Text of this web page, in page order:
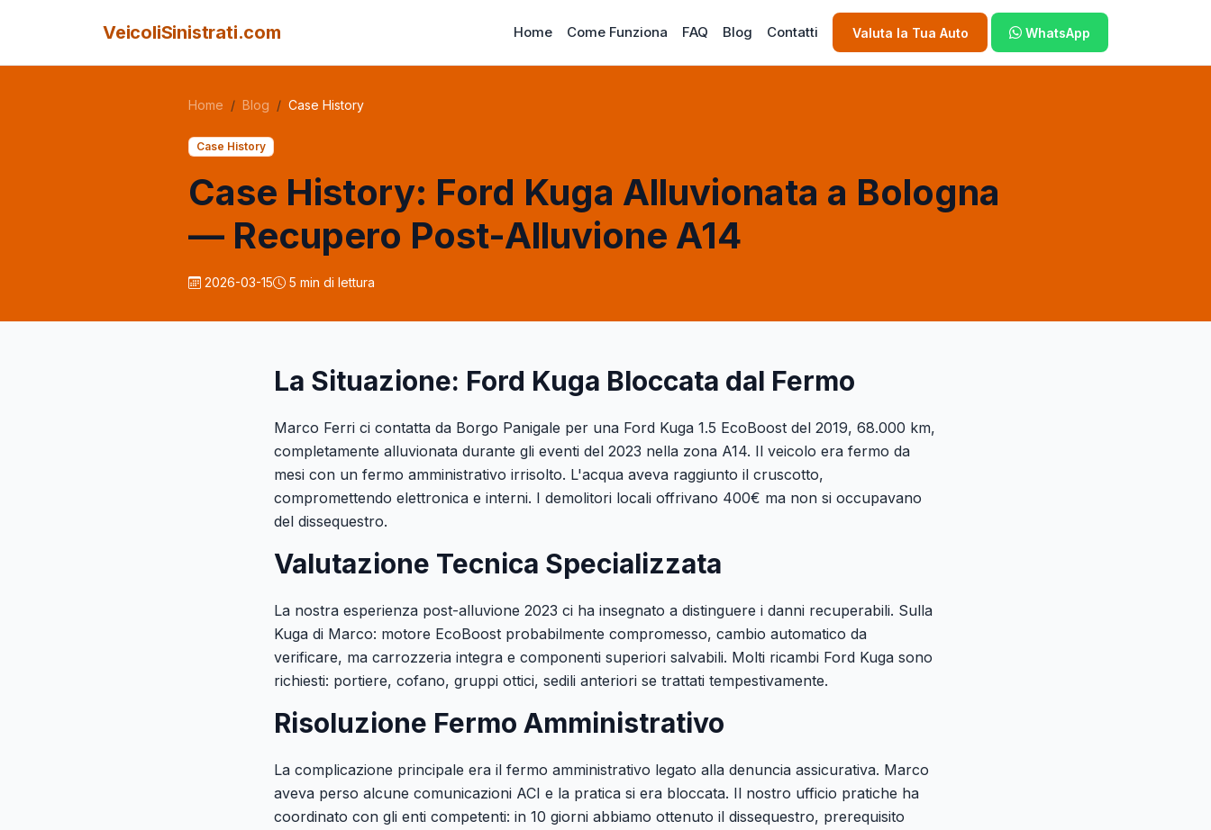
VeicoliSinistrati.com Home Come Funziona FAQ Blog Contatti Valuta la Tua Auto WhatsApp
Home Blog Case History
Case History
Case History: Ford Kuga Alluvionata a Bologna
— Recupero Post-Alluvione A14
2026-03-15 5 min di lettura
La Situazione: Ford Kuga Bloccata dal Fermo
Marco Ferri ci contatta da Borgo Panigale per una Ford Kuga 1.5 EcoBoost del 2019, 68.000 km,
completamente alluvionata durante gli eventi del 2023 nella zona A14. Il veicolo era fermo da
mesi con un fermo amministrativo irrisolto. L'acqua aveva raggiunto il cruscotto,
compromettendo elettronica e interni. I demolitori locali offrivano 400€ ma non si occupavano
del dissequestro.
Valutazione Tecnica Specializzata
La nostra esperienza post-alluvione 2023 ci ha insegnato a distinguere i danni recuperabili. Sulla
Kuga di Marco: motore EcoBoost probabilmente compromesso, cambio automatico da
verificare, ma carrozzeria integra e componenti superiori salvabili. Molti ricambi Ford Kuga sono
richiesti: portiere, cofano, gruppi ottici, sedili anteriori se trattati tempestivamente.
Risoluzione Fermo Amministrativo
La complicazione principale era il fermo amministrativo legato alla denuncia assicurativa. Marco
aveva perso alcune comunicazioni ACI e la pratica si era bloccata. Il nostro ufficio pratiche ha
coordinato con gli enti competenti: in 10 giorni abbiamo ottenuto il dissequestro, prerequisito